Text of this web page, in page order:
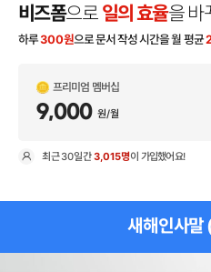
비즈폼으로 일의 효율을 바
하루300원으로 문서 작성 시간을 월 평균
프리미엄 멤버십
9,000 원/월
최근30일간3,015명이 가입했어요!
새해인사말